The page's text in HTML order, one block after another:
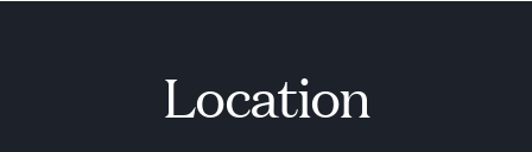
Moment Ihres Urlaubs mit Ruhe, Komfort und Luxus
Location